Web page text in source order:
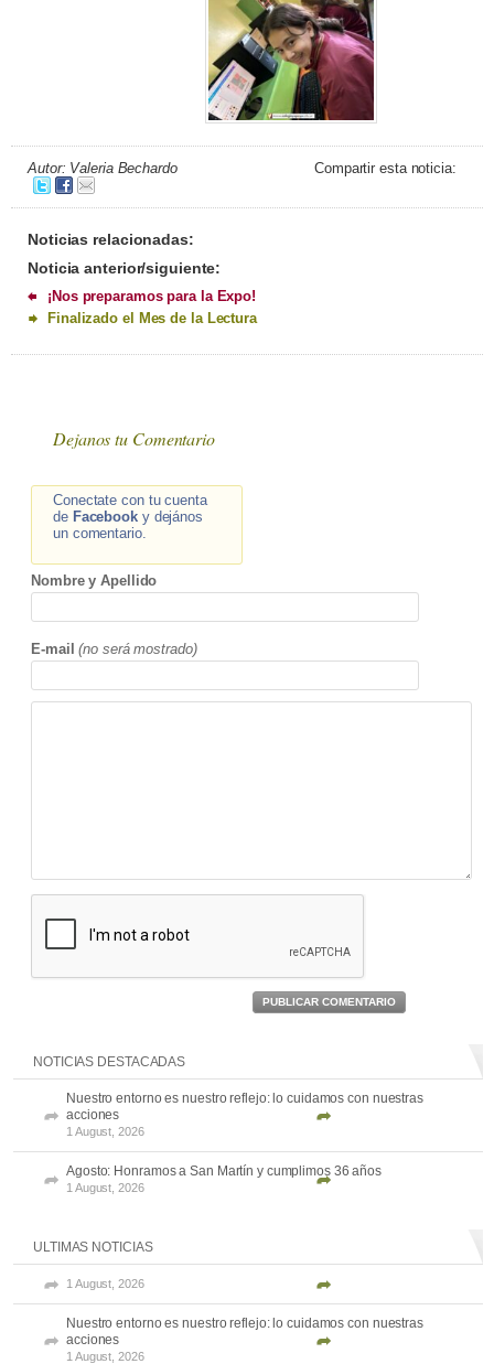
Autor: Valeria Bechardo Compartir esta noticia:
Noticias relacionadas:
Noticia anterior/siguiente:
¡Nos preparamos para la Expo!
Finalizado el Mes de la Lectura
Dejanos tu Comentario
Conectate con tu cuenta
de Facebooky dejános
un comentario.
Nombre y Apellido
E-mail (no será mostrado)
PUBLICAR COMENTARIO
NOTICIAS DESTACADAS
Nuestro entorno es nuestro reflejo: lo cuidamos con nuestras
acciones
1 August, 2026
Agosto: Honramos a San Martín y cumplimos 36 años
1 August, 2026
ULTIMAS NOTICIAS
1 August, 2026
Nuestro entorno es nuestro reflejo: lo cuidamos con nuestras
acciones
1 August, 2026